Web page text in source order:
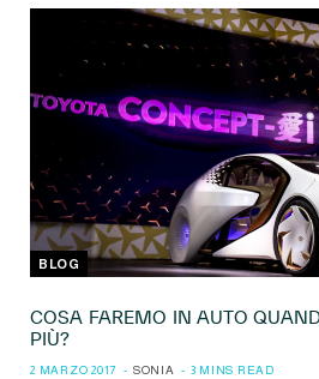
BLOG
COSA FAREMO IN AUTO
PIÙ?
2 MARZO 2017 SONIA 3 MINS READ